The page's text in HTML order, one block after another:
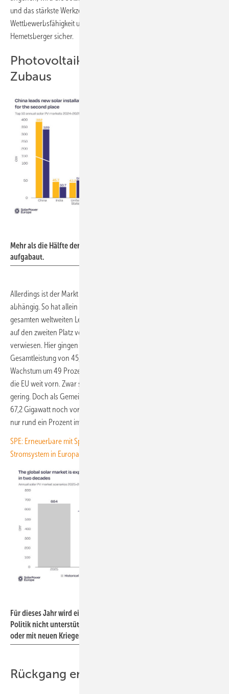
und das stärkste Werkzeug bleiben, um Energiesicherheit,
Wettbewerbsfähigkeit und Dekarbonisierung bereitzustellen“, ist sich
Hemetsberger sicher.
Photovoltaik stemmt 77 Prozent des
Zubaus
Mehr als die Hälfte der neuen Solarstromleistung wurde in China
aufgabaut.
Allerdings ist der Markt auch von einigen wenigen großen Märkten
abhängig. So hat allein China mit 382 Gigawatt rund 57 Prozent der
gesamten weltweiten Leistung zugebaut. Gleichzeitig hat sich Indien
auf den zweiten Platz vorgeschoben und die USA auf Platz drei
verwiesen. Hier gingen 2025 Photovoltaikanlagen mit einer
Gesamtleistung von 45,7 Gigawatt neu in Betrieb. Das ist ein
Wachstum um 49 Prozent im Vergleich zum Vorjahr. Allerdings ist auch
die EU weit vorn. Zwar sind die Installationen auf den Einzelmärkten
gering. Doch als Gemeinschaft liegen die 27 EU-Mitgliedsstaaten mit
67,2 Gigawatt noch vor Indien. Allerdings betrug hier das Wachstum
nur rund ein Prozent im Vergleich zu 2024.
SPE: Erneuerbare mit Speichern halbieren Betriebskosten fürs
Stromsystem in Europa
Für dieses Jahr wird ein Rückgang des Marktes erwartet, wenn die
Politik nicht unterstützt – sei es in Form von einfacheren Regeln
oder mit neuen Kriegen um fossile Ressourcen.
Rückgang erwartet